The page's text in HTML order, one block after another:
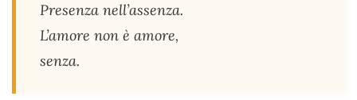
Presenza nell’assenza.
L’amore non è amore,
senza.